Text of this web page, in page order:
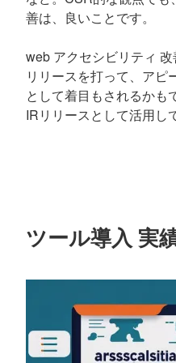
善は、良いことです。
web アクセシビリティ
リリースを打って、アピ
として着目もされるかも
IRリリースとして活用し
ツール導入 実